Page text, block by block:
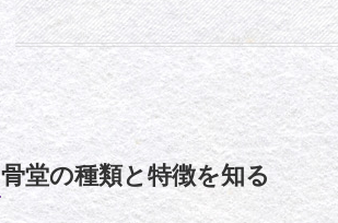
骨堂の種類と特徴を知る